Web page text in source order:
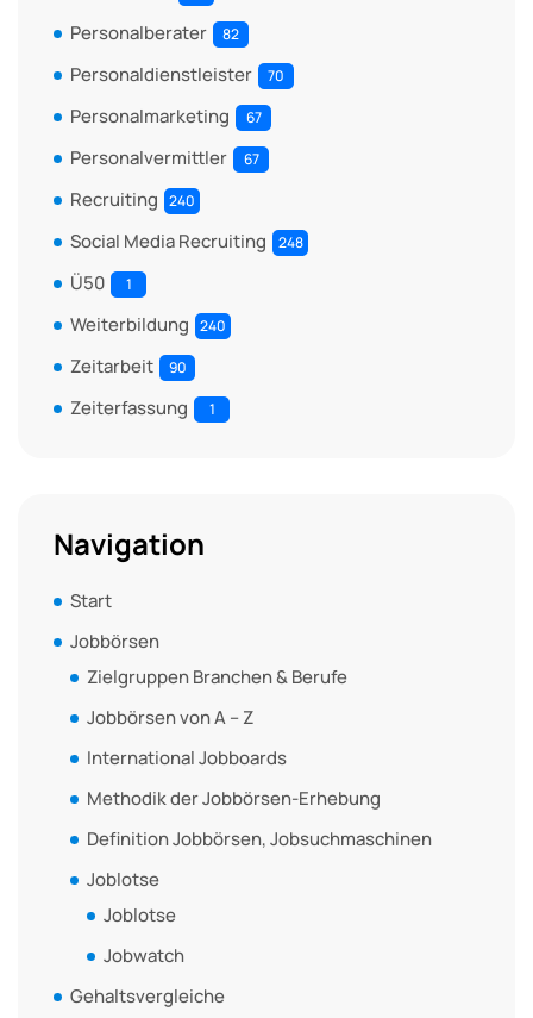
Personalberater 82
Personaldienstleister 70
Personalmarketing 67
Personalvermittler 67
Recruiting 240
Social Media Recruiting 248
Ü50 1
Weiterbildung 240
Zeitarbeit 90
Zeiterfassung 1
Navigation
Start
Jobbörsen
Zielgruppen Branchen & Berufe
Jobbörsen von A – Z
International Jobboards
Methodik der Jobbörsen-Erhebung
Definition Jobbörsen, Jobsuchmaschinen
Joblotse
Joblotse
Jobwatch
Gehaltsvergleiche